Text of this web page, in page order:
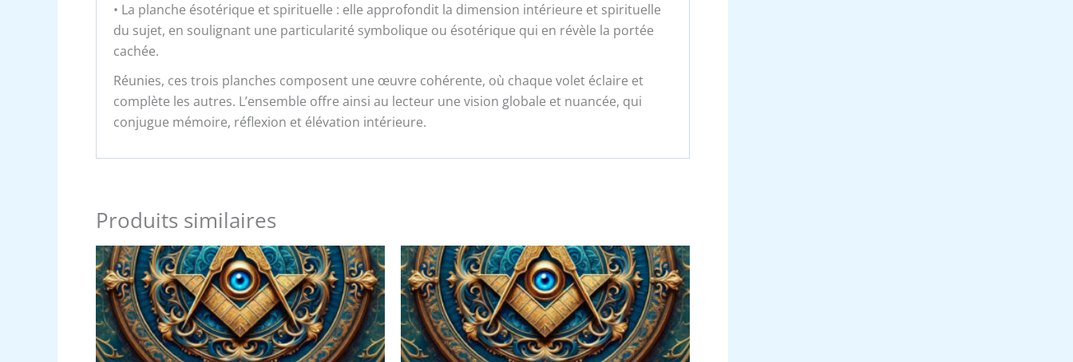
• La planche ésotérique et spirituelle : elle approfondit la dimension intérieure et spirituelle
du sujet, en soulignant une particularité symbolique ou ésotérique qui en révèle la portée
cachée.
Réunies, ces trois planches composent une œuvre cohérente, où chaque volet éclaire et
complète les autres. L’ensemble offre ainsi au lecteur une vision globale et nuancée, qui
conjugue mémoire, réflexion et élévation intérieure.
Produits similaires